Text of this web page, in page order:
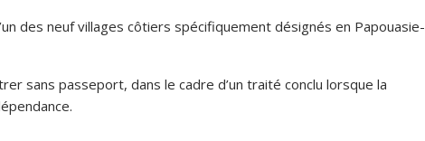
des neuf villages côtiers spécifiquement désignés en Papouasie-
sans passeport, dans le cadre d’un traité conclu lorsque la